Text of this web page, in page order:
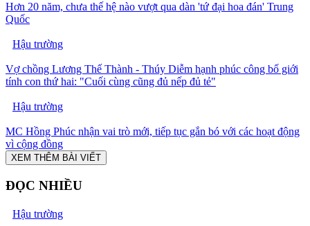
Hơn 20 năm, chưa thế hệ nào vượt qua dàn 'tứ đại hoa đán' Trung
Quốc
Hậu trường
Vợ chồng Lương Thế Thành - Thúy Diễm hạnh phúc công bố giới
tính con thứ hai: "Cuối cùng cũng đủ nếp đủ tẻ"
Hậu trường
MC Hồng Phúc nhận vai trò mới, tiếp tục gắn bó với các hoạt động
vì cộng đồng
XEM THÊM BÀI VIẾT
ĐỌC NHIỀU
Hậu trường